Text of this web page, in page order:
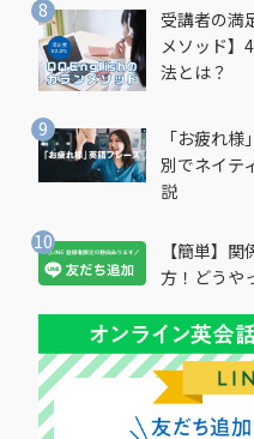
受講者の満
メソッド】
法とは？
「お疲れ
別でネイテ
説
【簡単】
方！どうや